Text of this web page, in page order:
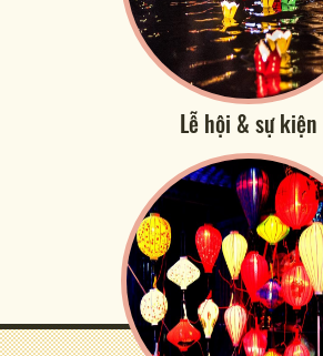
Lễ hội & sự kiện